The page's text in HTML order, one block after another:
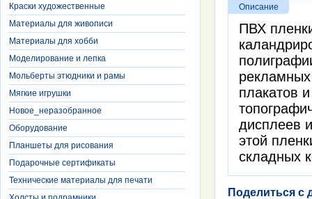
Краски художественные
Материалы для живописи
Материалы для хобби
Моделирование и лепка
Мольберты этюдники и рамы
Мягкие игрушки
Новое_неразобранное
Оборудование
Планшеты для рисования
Подарочные сертификаты
Технические материалы для печати
Описание
ПВХ
плакатов
дисплеев
этой
складных
Поделиться с